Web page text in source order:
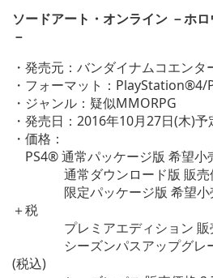
ソードアート・オンライン －ホ
－
・発売元：バンダイナムコエンタ
・フォーマット：
・ジャンル：疑似MMORPG
・発売日：2016年10月27日(木)予
・価格：
PS4® 通常パッケージ版 希望小
通常ダウンロード版 販売価
限定パッケージ版 希望小売
＋税
プレミアエディション 販売
シーズンパスアップグレー
(税込)